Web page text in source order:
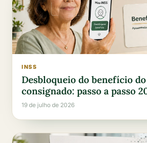
INSS
Desbloqueio do benefício
consignado: passo a passo
19 de julho de 2026